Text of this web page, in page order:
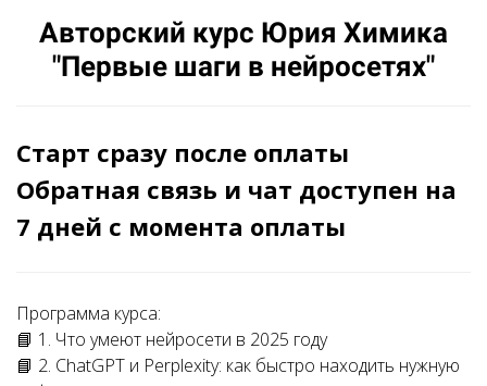
Авторский курс Юрия Химика
"Первые шаги в нейросетях"
Старт сразу после оплаты
Обратная связь и чат доступен на
7 дней с момента оплаты
Программа курса:
📘 1. Что умеют нейросети в 2025 году
📘 2. ChatGPT и Perplexity: как быстро находить нужную